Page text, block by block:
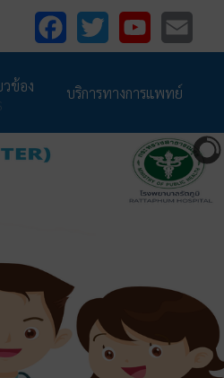
FacebookTwitterYouTubeEmail
ข้อง บริการทางการแพทย์